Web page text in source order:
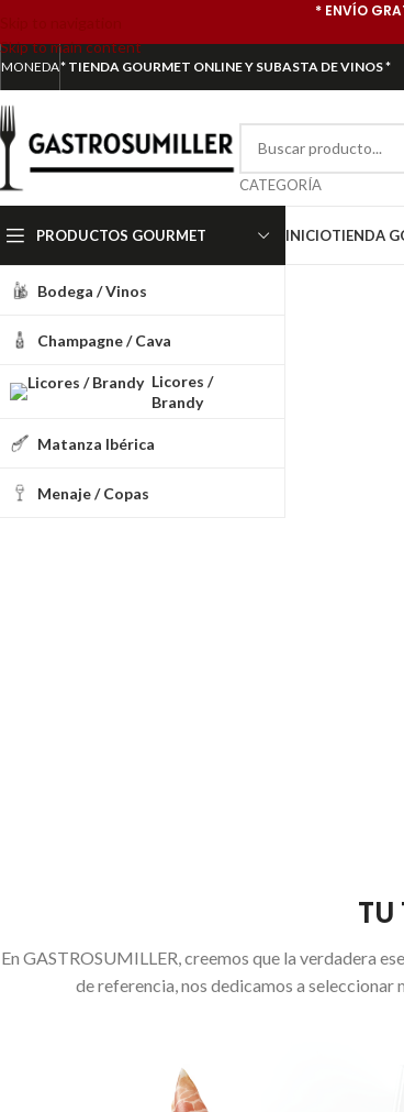
Skip to main content
* ENVÍO
MONEDA* TIENDA GOURMET ONLINE Y SUBASTA DE VINOS *
CATEGORÍA
PRODUCTOS GOURMET
Bodega / Vinos
Champagne / Cava
Licores /
Brandy
Matanza Ibérica
Menaje / Copas
INICIOTIENDA
TU
En GASTROSUMILLER, creemos que la verdadera
de referencia, nos dedicamos a